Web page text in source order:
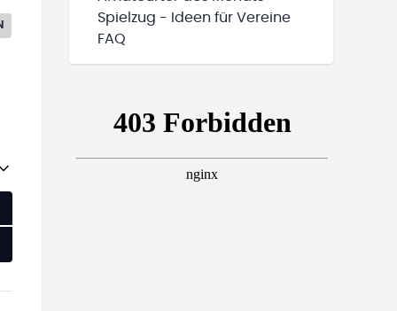
Spielzug - Ideen für Vereine
FAQ